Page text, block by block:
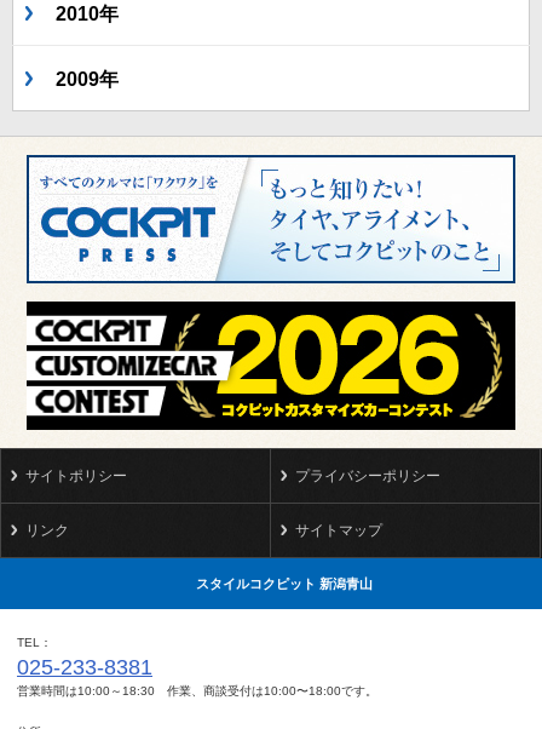
2010年
2009年
サイトポリシー プライバシーポリシー
リンク サイトマップ
スタイルコクピット 新潟青山
TEL
025-233-8381
営業時間は10:00～18:30 作業、商談受付は10:00〜18:00です。